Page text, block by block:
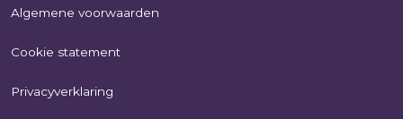
Algemene voorwaarden
Cookie statement
Privacyverklaring